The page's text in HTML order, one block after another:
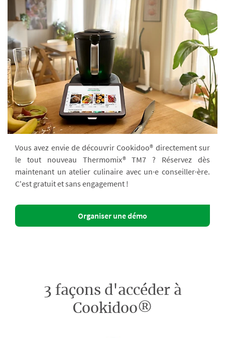
Vous avez envie de découvrir Cookidoo® directement sur
le tout nouveau Thermomix® TM7 ? Réservez dès
maintenant un atelier culinaire avec un·e conseiller·ère.
C'est gratuit et sans engagement !
Organiser une démo
3 façons d'accéder à
Cookidoo®